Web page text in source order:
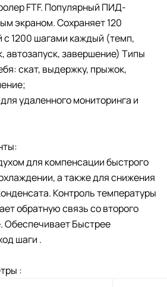
FTF. Популярный ПИД-
экраном. Сохраняет 120
с 1200 шагами каждый (темп,
автозапуск, завершение) Типы
скат, выдержку, прыжок,
удаленного мониторинга и
для компенсации быстрого
а также для снижения
Контроль температуры
обратную связь со второго
Обеспечивает Быстрее
шаги .
: